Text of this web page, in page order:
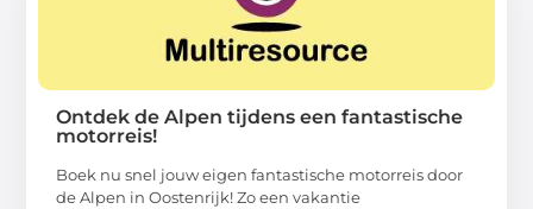
Ontdek de Alpen tijdens een fantastische
motorreis!
Boek nu snel jouw eigen fantastische motorreis door
de Alpen in Oostenrijk! Zo een vakantie